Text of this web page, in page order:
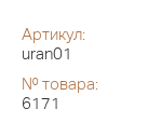
Артикул:
uran01
№ товара:
6171